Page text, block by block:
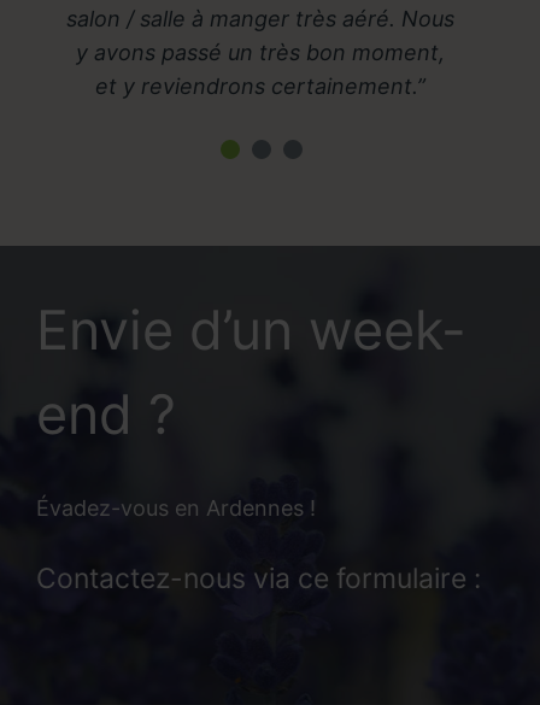
salon / salle à manger très aéré. Nous
y avons passé un très bon moment,
et y reviendrons certainement.
Envie d’un week-
end ?
Évadez-vous en Ardennes !
Contactez-nous via ce formulaire :